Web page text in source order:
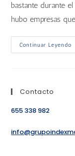
bastante durante
hubo empresas
Continuar Leyendo
Contacto
655 338 982